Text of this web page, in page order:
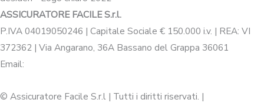
ASSICURATORE FACILE S.r.l.
P.IVA 04019050246 | Capitale Sociale € 150.000 i.v. | REA: VI
372362 | Via Angarano, 36A Bassano del Grappa 36061
Email:
© Assicuratore Facile S.r.l | Tutti i diritti riservati. |